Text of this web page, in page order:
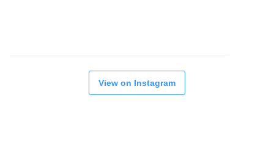
View on Instagram